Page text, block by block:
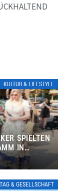
KULTUR & LIFESTYLE
SPIELTEN
IN
& GESELLSCHAFT